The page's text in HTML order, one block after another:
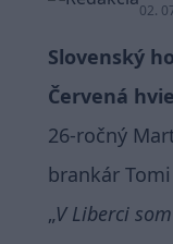
02.
Slovenský
Červená
26-ročný
brankár
V Liberci